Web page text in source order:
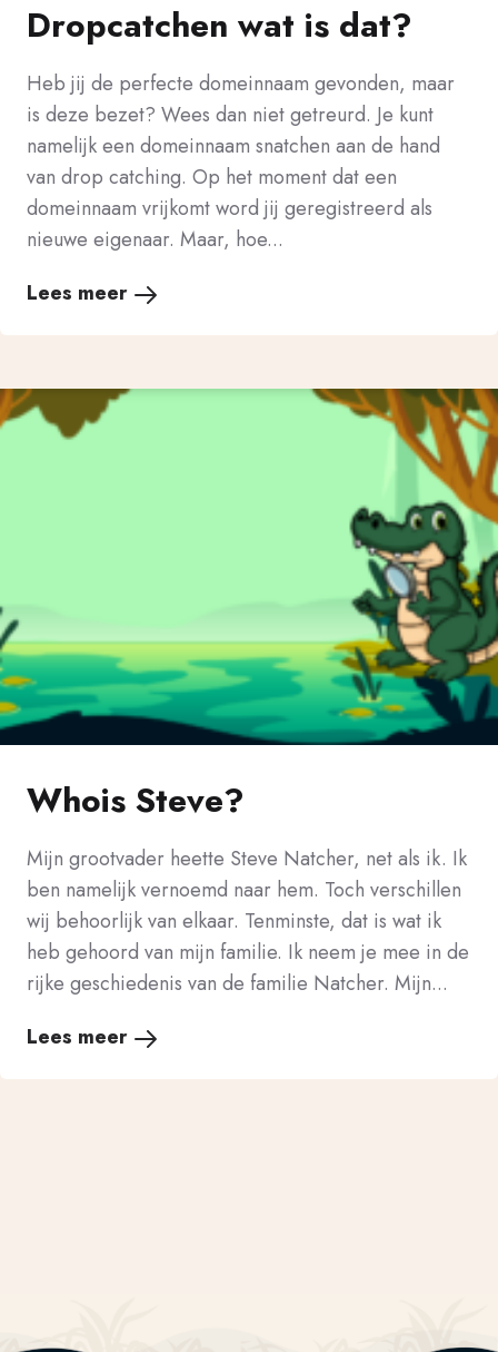
Dropcatchen wat is dat?
Heb jij de perfecte domeinnaam gevonden, maar
is deze bezet? Wees dan niet getreurd. Je kunt
namelijk een domeinnaam snatchen aan de hand
van drop catching. Op het moment dat een
domeinnaam vrijkomt word jij geregistreerd als
nieuwe eigenaar. Maar, hoe...
Lees meer
Whois Steve?
Mijn grootvader heette Steve Natcher, net als ik. Ik
ben namelijk vernoemd naar hem. Toch verschillen
wij behoorlijk van elkaar. Tenminste, dat is wat ik
heb gehoord van mijn familie. Ik neem je mee in de
rijke geschiedenis van de familie Natcher. Mijn...
Lees meer